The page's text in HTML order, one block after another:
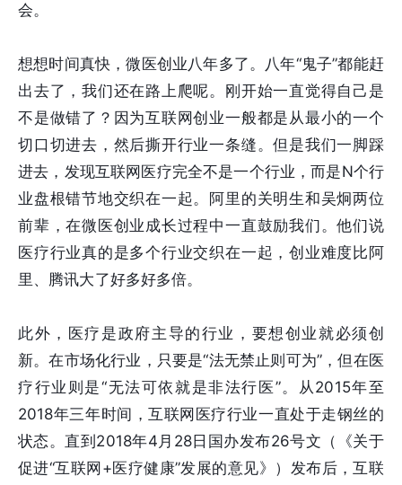
会。
想想时间真快，微医创业八年多了。八年“鬼子”都能赶
出去了，我们还在路上爬呢。刚开始一直觉得自己是
不是做错了？因为互联网创业一般都是从最小的一个
切口切进去，然后撕开行业一条缝。但是我们一脚踩
进去，发现互联网医疗完全不是一个行业，而是N个行
业盘根错节地交织在一起。阿里的关明生和吴炯两位
前辈，在微医创业成长过程中一直鼓励我们。他们说
医疗行业真的是多个行业交织在一起，创业难度比阿
里、腾讯大了好多好多倍。
此外，医疗是政府主导的行业，要想创业就必须创
新。在市场化行业，只要是“法无禁止则可为”，但在医
疗行业则是“无法可依就是非法行医”。从2015年至
2018年三年时间，互联网医疗行业一直处于走钢丝的
状态。直到2018年4月28日国办发布26号文（《关于
促进“互联网+医疗健康”发展的意见》）发布后，互联